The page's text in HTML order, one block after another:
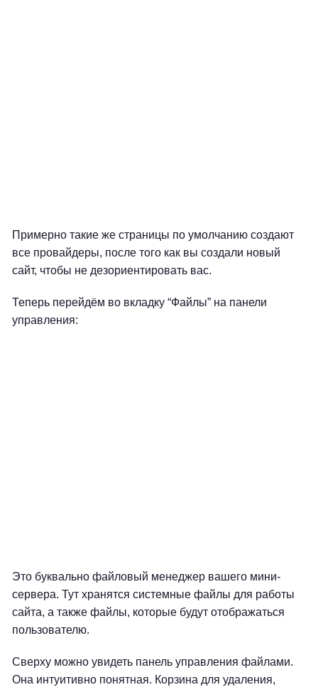
Примерно такие же страницы по умолчанию создают
все провайдеры, после того как вы создали новый
сайт, чтобы не дезориентировать вас.
Теперь перейдём во вкладку “Файлы” на панели
управления:
Это буквально файловый менеджер вашего мини-
сервера. Тут хранятся системные файлы для работы
сайта, а также файлы, которые будут отображаться
пользователю.
Сверху можно увидеть панель управления файлами.
Она интуитивно понятная. Корзина для удаления,